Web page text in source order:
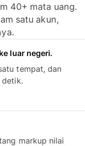
40+ mata uang.
satu akun,
luar negeri.
tempat, dan
detik.
markup nilai